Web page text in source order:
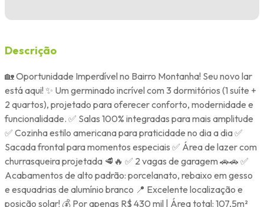
Descrição
🏡 Oportunidade Imperdível no Bairro Montanha! Seu novo lar
está aqui! ✨ Um germinado incrível com 3 dormitórios (1 suíte +
2 quartos), projetado para oferecer conforto, modernidade e
funcionalidade. ✅ Salas 100% integradas para mais amplitude
✅ Cozinha estilo americana para praticidade no dia a dia ✅
Sacada frontal para momentos especiais ✅ Área de lazer com
churrasqueira projetada 🥩🔥 ✅ 2 vagas de garagem 🚗🚗 ✅
Acabamentos de alto padrão: porcelanato, rebaixo em gesso
e esquadrias de alumínio branco 📍 Excelente localização e
posição solar! 💰 Por apenas R$ 430 mil | Área total: 107,5m²